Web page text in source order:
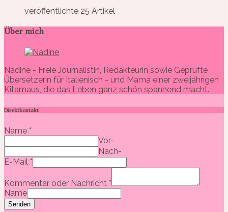
veröffentlichte 25 Artikel
Über mich
Nadine - Freie Journalistin, Redakteurin sowie Geprüfte
Übersetzerin für Italienisch - und Mama einer zweijährigen
Kitamaus, die das Leben ganz schön spannend macht.
Direktkontakt
Name *
Vor-
Nach-
E-Mail *
Kommentar oder Nachricht *
Name
Senden